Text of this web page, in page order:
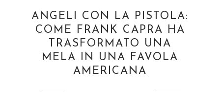
ANGELI CON LA PISTOLA:
COME FRANK CAPRA HA
TRASFORMATO UNA
MELA IN UNA FAVOLA
AMERICANA